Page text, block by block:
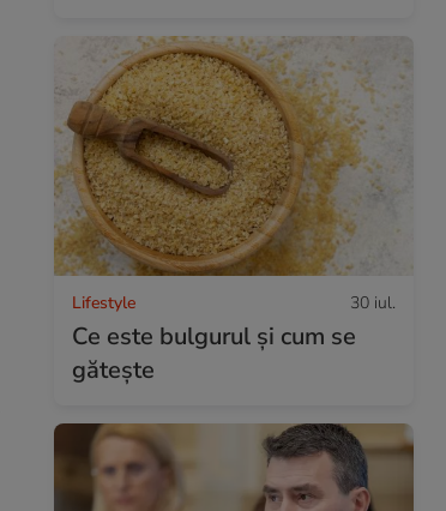
Lifestyle 30 iul.
Ce este bulgurul și cum se
gătește